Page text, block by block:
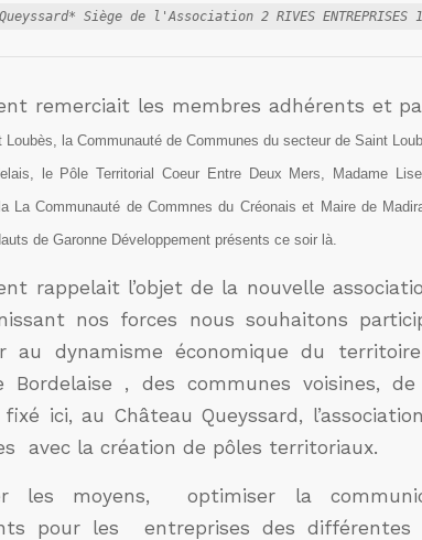
remerciait les membres adhérents et
Loubès, la Communauté de Communes du secteur de Saint
le Pôle Territorial Coeur Entre Deux Mers, Madame
LaCommunauté de Commnes du Créonais et Maire de
de Garonne Développement présents ce soir là.
rappelait l’objet de la nouvelle
nos forces nous souhaitons
au dynamisme économique du
Bordelaise , des communes voisines,
ici, au Château Queyssard,
avec la création de pôles territoriaux.
les moyens, optimiser la
pour les entreprises des différentes